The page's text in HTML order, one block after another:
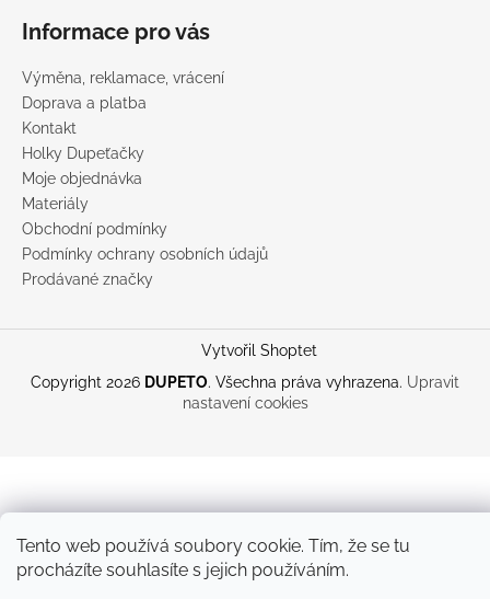
Tento web používá soubory cookie. Tím, že se tu
procházíte souhlasíte s jejich používáním.
Informace pro vás
Výměna, reklamace, vrácení
Doprava a platba
Kontakt
Holky Dupeťačky
Moje objednávka
Materiály
Obchodní podmínky
Podmínky ochrany osobních údajů
Prodávané značky
Vytvořil Shoptet
Copyright 2026 DUPETO. Všechna práva vyhrazena. Upravit
nastavení cookies